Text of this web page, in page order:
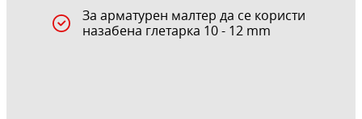
За арматурен малтер да се користи
назабена глетарка 10 - 12 mm